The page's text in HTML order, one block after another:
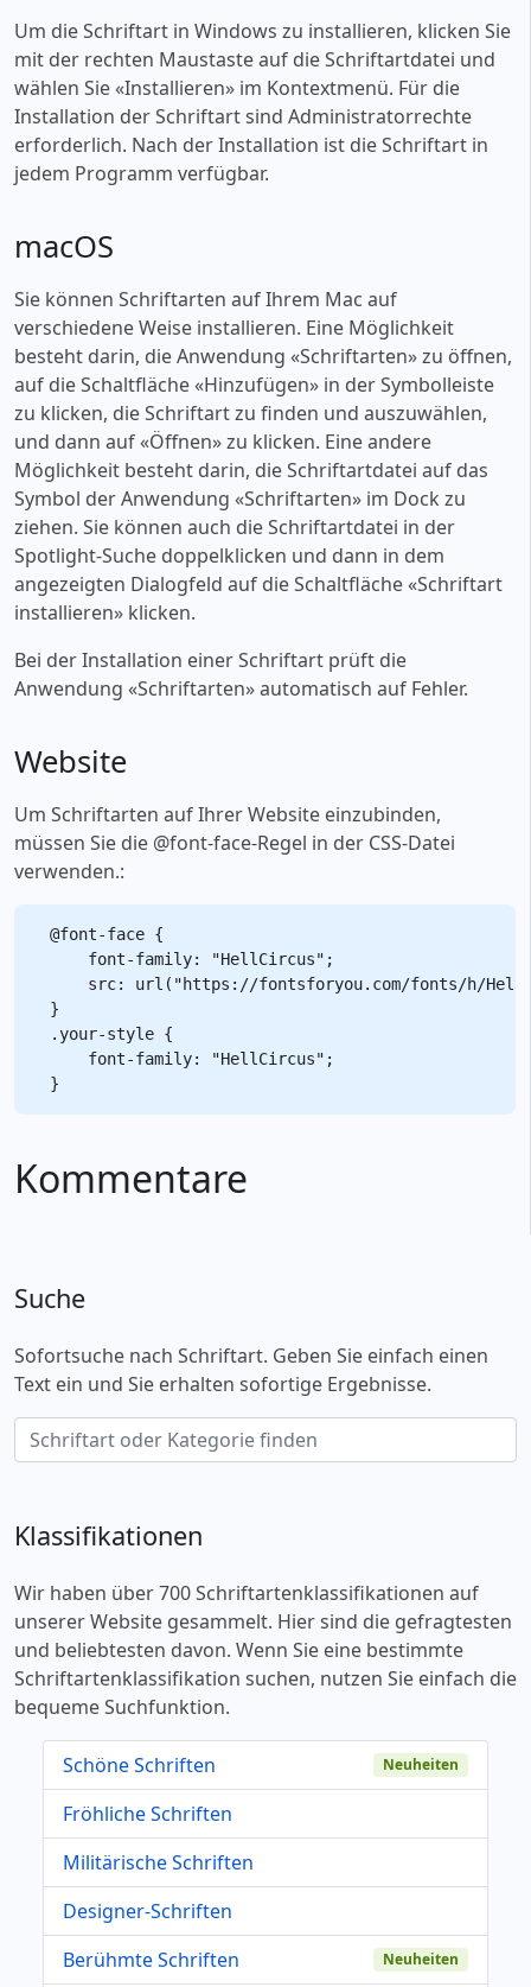
Um die Schriftart in Windows zu installieren, klicken Sie
mit der rechten Maustaste auf die Schriftartdatei und
wählen Sie «‎Installieren» im Kontextmenü. Für die
Installation der Schriftart sind Administratorrechte
erforderlich. Nach der Installation ist die Schriftart in
jedem Programm verfügbar.
macOS
Sie können Schriftarten auf Ihrem Mac auf
verschiedene Weise installieren. Eine Möglichkeit
besteht darin, die Anwendung «‎Schriftarten» zu öffnen,
auf die Schaltfläche «‎Hinzufügen» in der Symbolleiste
zu klicken, die Schriftart zu finden und auszuwählen,
und dann auf «‎Öffnen» zu klicken. Eine andere
Möglichkeit besteht darin, die Schriftartdatei auf das
Symbol der Anwendung «‎Schriftarten» im Dock zu
ziehen. Sie können auch die Schriftartdatei in der
Spotlight-Suche doppelklicken und dann in dem
angezeigten Dialogfeld auf die Schaltfläche «‎Schriftart
installieren» klicken.
Bei der Installation einer Schriftart prüft die
Anwendung «‎Schriftarten» automatisch auf Fehler.
Website
Um Schriftarten auf Ihrer Website einzubinden,
müssen Sie die @font-face-Regel in der CSS-Datei
verwenden.:
@font-face {
    font-family: "HellCircus";
src: url("https://fontsforyou.com/fonts/h/
}
.your-style {
    font-family: "HellCircus";
Kommentare
Suche
Sofortsuche nach Schriftart. Geben Sie einfach einen
Text ein und Sie erhalten sofortige Ergebnisse.
Klassifikationen
Wir haben über 700 Schriftartenklassifikationen auf
unserer Website gesammelt. Hier sind die gefragtesten
und beliebtesten davon. Wenn Sie eine bestimmte
Schriftartenklassifikation suchen, nutzen Sie einfach die
bequeme Suchfunktion.
Schöne Schriften Neuheiten
Fröhliche Schriften
Militärische Schriften
Designer-Schriften
Berühmte Schriften
Neuheiten